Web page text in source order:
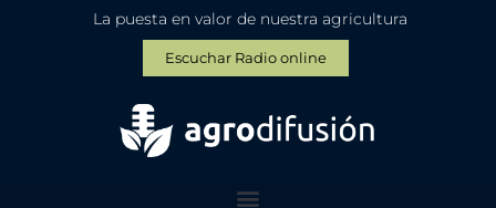
La puesta en valor de nuestra agricultura
Escuchar Radio online